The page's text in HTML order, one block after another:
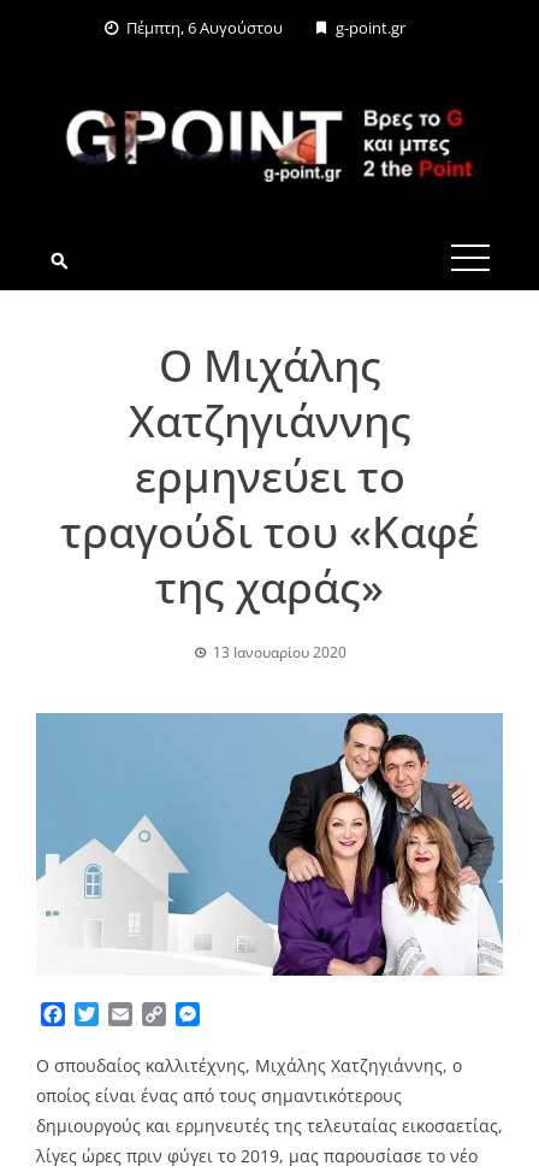
Πέμπτη, 6 Αυγούστου g-point.gr
G-POINT.GR
Ο Μιχάλης
Χατζηγιάννης
ερμηνεύει το
τραγούδι του «Καφέ
της χαράς»
13 Ιανουαρίου 2020
Facebook
TwitterEmailCopy
Ο σπουδαίος καλλιτέχνης, Μιχάλης Χατζηγιάννης, ο
οποίος είναι ένας από τους σημαντικότερους
δημιουργούς και ερμηνευτές της τελευταίας εικοσαετίας,
λίγες ώρες πριν φύγει το 2019, μας παρουσίασε το νέο